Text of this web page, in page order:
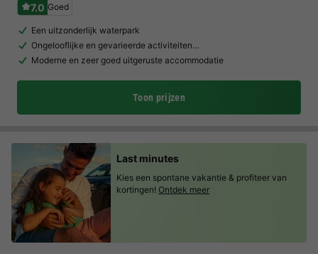
7.0 Goed
Een uitzonderlijk waterpark
Ongelooflijke en gevarieerde activiteiten…
Moderne en zeer goed uitgeruste accommodatie
Toon prijzen
Last minutes
Kies een spontane vakantie & profiteer van
kortingen! Ontdek meer